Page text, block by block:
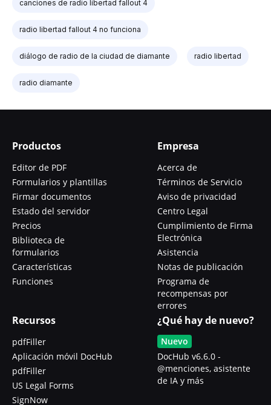
canciones de radio libertad fallout 4
radio libertad fallout 4 no funciona
diálogo de radio de la ciudad de diamante radio libertad
radio diamante
Productos
Editor de PDF
Formularios y plantillas
Firmar documentos
Estado del servidor
Precios
Biblioteca de
formularios
Características
Funciones
Empresa
Acerca de
Términos de Servicio
Aviso de privacidad
Centro Legal
Cumplimiento de Firma
Electrónica
Asistencia
Notas de publicación
Programa de
recompensas por
errores
Recursos
pdfFiller
Aplicación móvil DocHub
pdfFiller
US Legal Forms
SignNow
¿Qué hay de nuevo?
Nuevo
DocHub v6.6.0 -
@menciones, asistente
de IA y más